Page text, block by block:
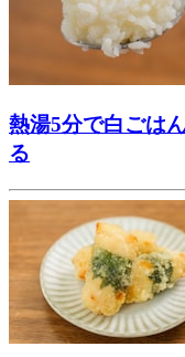
熱湯5分で白ごは
る